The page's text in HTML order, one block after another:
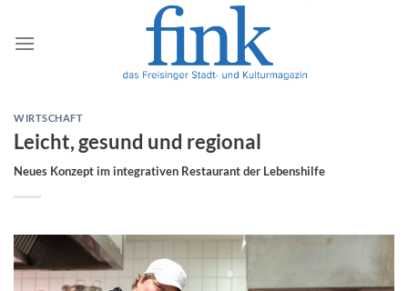
Inhalt
springen
WIRTSCHAFT
Leicht, gesund und regional
Neues Konzept im integrativen Restaurant der Lebenshilfe